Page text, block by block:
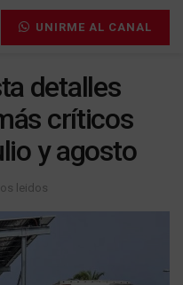
UNIRME AL CANAL
detalles
críticos
y agosto
leidos